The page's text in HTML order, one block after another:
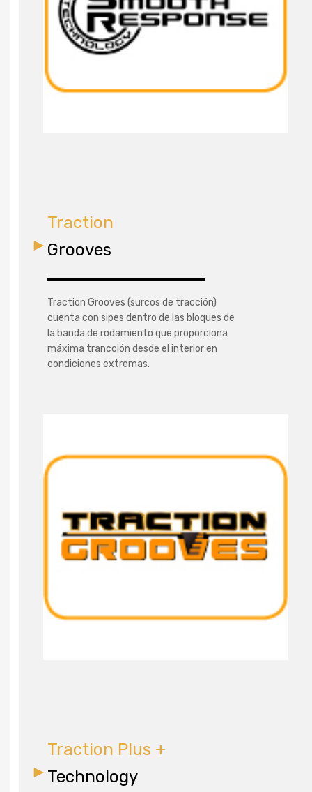
Traction
Grooves
Traction Grooves (surcos de tracción)
cuenta con sipes dentro de las bloques de
la banda de rodamiento que proporciona
máxima trancción desde el interior en
condiciones extremas.
Traction Plus +
Technology